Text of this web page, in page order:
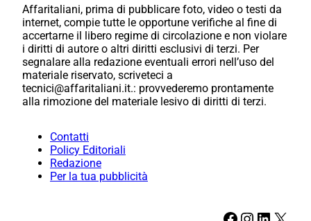
Affaritaliani, prima di pubblicare foto, video o testi da
internet, compie tutte le opportune verifiche al fine di
accertarne il libero regime di circolazione e non violare
i diritti di autore o altri diritti esclusivi di terzi. Per
segnalare alla redazione eventuali errori nell’uso del
materiale riservato, scriveteci a
tecnici@affaritaliani.it.: provvederemo prontamente
alla rimozione del materiale lesivo di diritti di terzi.
Contatti
Policy Editoriali
Redazione
Per la tua pubblicità